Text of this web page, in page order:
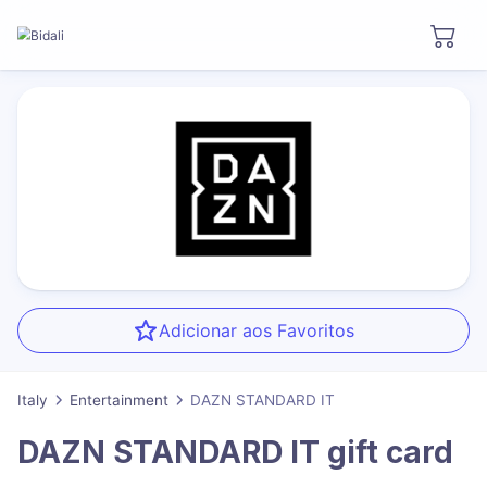
Adicionar aos Favoritos
Italy Entertainment DAZN STANDARD IT
DAZN STANDARD IT gift card